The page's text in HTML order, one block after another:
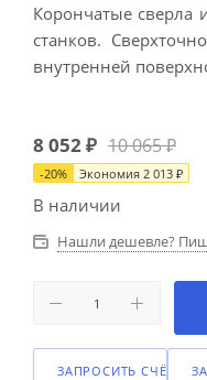
Корончатые сверла
станков.
внутренней
8 052₽ 10 065₽
-20% Экономия 2 013 ₽
В наличии
Нашли дешевле?
ЗАПРОСИТЬ СЧЁТ